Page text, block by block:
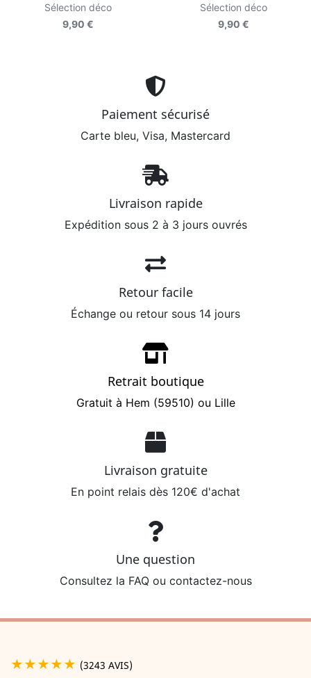
Sélection déco
9,90 €
Sélection déco
9,90 €
Paiement sécurisé
Carte bleu, Visa, Mastercard
Livraison rapide
Expédition sous 2 à 3 jours ouvrés
Retour facile
Échange ou retour sous 14 jours
Retrait boutique
Gratuit à Hem (59510) ou Lille
Livraison gratuite
En point relais dès 120€ d'achat
Une question
Consultez la FAQ ou contactez-nous
★★★★★ (3243 AVIS)